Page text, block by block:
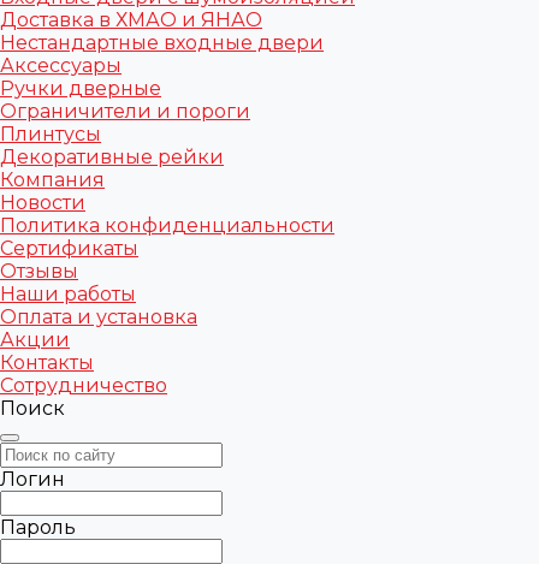
Доставка в ХМАО и ЯНАО
Нестандартные входные двери
Аксессуары
Ручки дверные
Ограничители и пороги
Плинтусы
Декоративные рейки
Компания
Новости
Политика конфиденциальности
Сертификаты
Отзывы
Наши работы
Оплата и установка
Акции
Контакты
Сотрудничество
Поиск
Логин
Пароль